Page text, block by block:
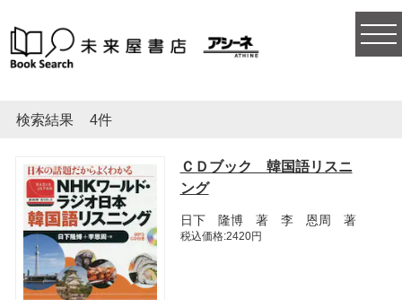
検索結果 4件
ＣＤブック 韓国語リスニ
ング
日下 隆博 著 李 恩周 著
税込価格:2420円